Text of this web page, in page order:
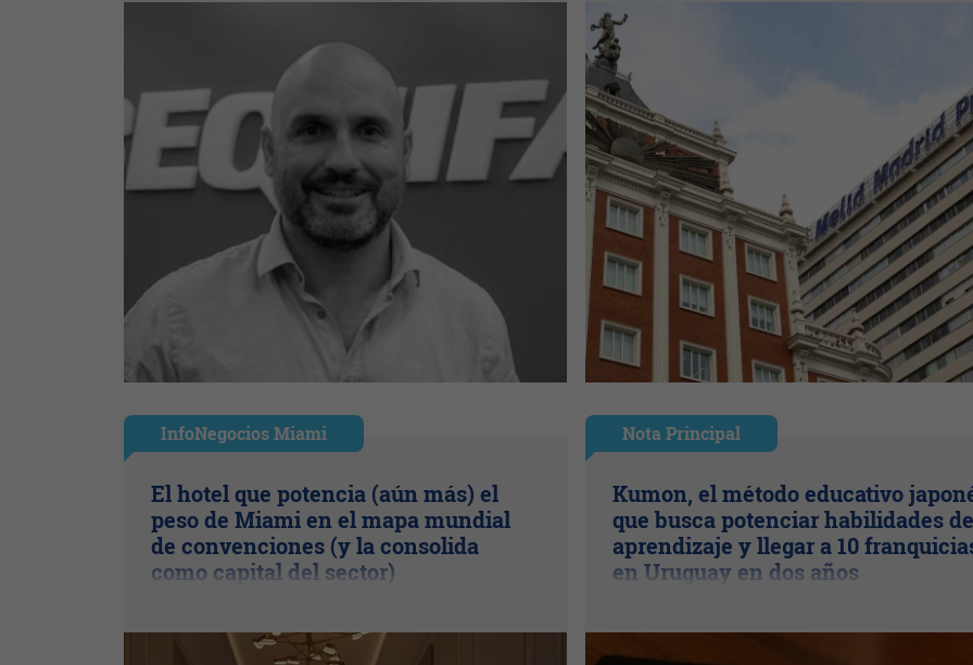
InfoNegocios Miami
El hotel que potencia (aún más) el
peso de Miami en el mapa mundial
de convenciones (y la consolida
como capital del sector)
Nota Principal
Kumon, el método educativo
que busca potenciar habilidades de
aprendizaje y llegar a 10
en Uruguay en dos años